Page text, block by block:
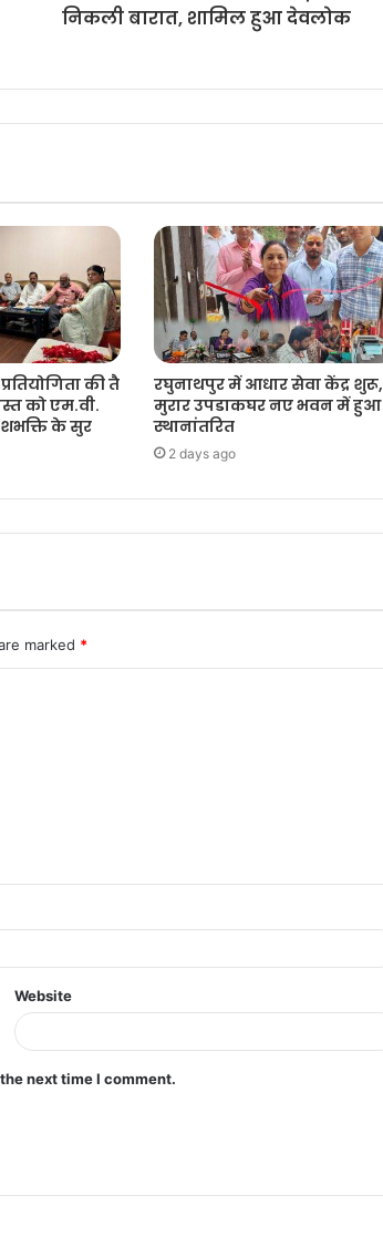
निकली बारात, शामिल हुआ देवलोक
की तै
को एम.वी.
के सुर
रघुनाथपुर में आधार सेवा केंद्र शुरू,
मुरार उपडाकघर नए भवन में हुआ
स्थानांतरित
2 days ago
marked *
Website
next time I comment.